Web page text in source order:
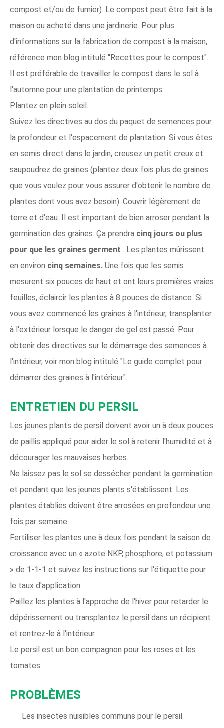
compost et/ou de fumier). Le compost peut être fait à la
maison ou acheté dans une jardinerie. Pour plus
d'informations sur la fabrication de compost à la maison,
référence mon blog intitulé "Recettes pour le compost".
Il est préférable de travailler le compost dans le sol à
l'automne pour une plantation de printemps.
Plantez en plein soleil.
Suivez les directives au dos du paquet de semences pour
la profondeur et l'espacement de plantation. Si vous êtes
en semis direct dans le jardin, creusez un petit creux et
saupoudrez de graines (plantez deux fois plus de graines
que vous voulez pour vous assurer d'obtenir le nombre de
plantes dont vous avez besoin). Couvrir légèrement de
terre et d'eau. Il est important de bien arroser pendant la
germination des graines. Ça prendra cinq jours ou plus
pour que les graines germent . Les plantes mûrissent
en environ cinq semaines. Une fois que les semis
mesurent six pouces de haut et ont leurs premières vraies
feuilles, éclaircir les plantes à 8 pouces de distance. Si
vous avez commencé les graines à l'intérieur, transplanter
à l'extérieur lorsque le danger de gel est passé. Pour
obtenir des directives sur le démarrage des semences à
l'intérieur, voir mon blog intitulé "Le guide complet pour
démarrer des graines à l'intérieur".
ENTRETIEN DU PERSIL
Les jeunes plants de persil doivent avoir un à deux pouces
de paillis appliqué pour aider le sol à retenir l'humidité et à
décourager les mauvaises herbes.
Ne laissez pas le sol se dessécher pendant la germination
et pendant que les jeunes plants s'établissent. Les
plantes établies doivent être arrosées en profondeur une
fois par semaine.
Fertiliser les plantes une à deux fois pendant la saison de
croissance avec un « azote NKP, phosphore, et potassium
» de 1-1-1 et suivez les instructions sur l'étiquette pour
le taux d'application.
Paillez les plantes à l'approche de l'hiver pour retarder le
dépérissement ou transplantez le persil dans un récipient
et rentrez-le à l'intérieur.
Le persil est un bon compagnon pour les roses et les
tomates.
PROBLÈMES
Les insectes nuisibles communs pour le persil